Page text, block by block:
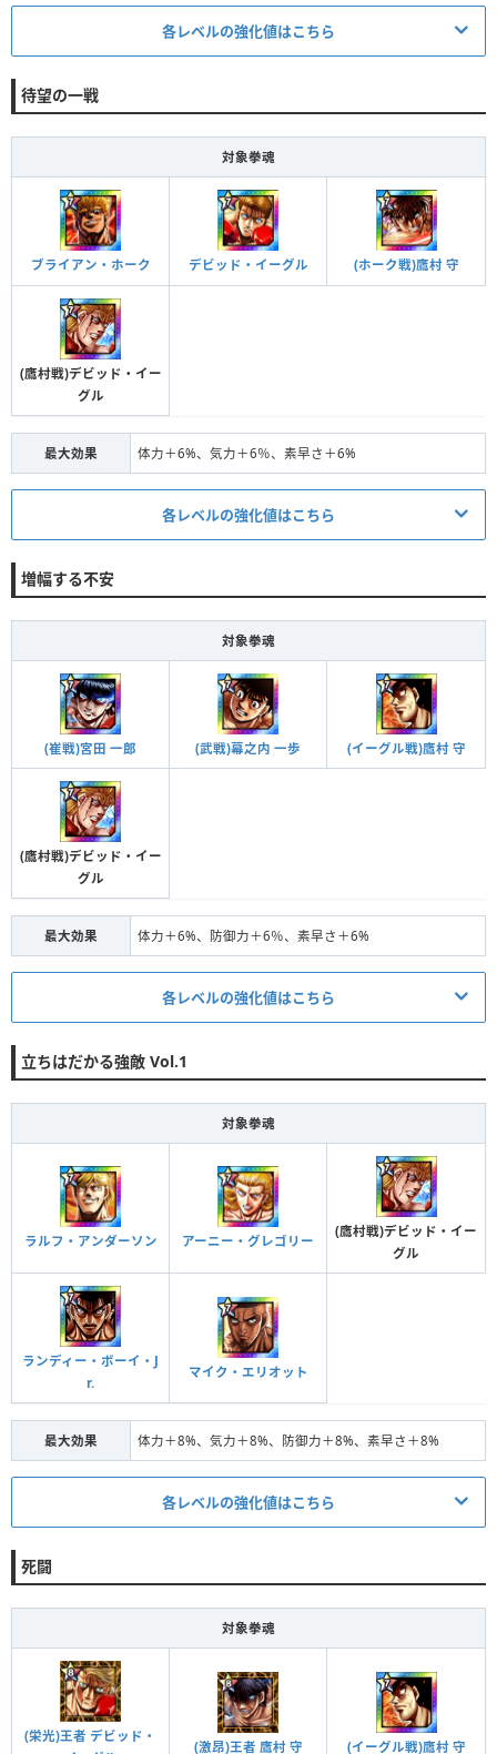
各レベルの強化値はこちら
条件 2体の拳魂の拳魂 進化＋5
全体/編成中の(鷹村戦)デビッド・イーグル
効果
攻撃力＋1%、防御力＋1%/戦闘時、「(鷹村戦)デビッ
ド・イーグル」の体力、防御力を10％上昇させる。
段階Ⅱ
条件 2体の拳魂の拳魂 進化＋10
対象
効果
段階Ⅲ
条件
効果
待望の一戦
対象拳魂
ブライアン・ホーク デビッド・イーグル (ホーク戦)鷹村 守
(鷹村戦)デビッド・イー
グル
最大効果 体力＋6%、気力＋6％、素早さ＋6%
各レベルの強化値はこちら
条件 4体の拳魂の拳魂 進化＋5
効果 体力＋1%、気力＋1％、素早さ＋1%
段階Ⅱ
条件 4体の拳魂の拳魂 進化＋10
対象
効果
条件
対象
効果 体力＋3%、気力＋3％、素早さ＋3%
条件 4体の拳魂の拳魂 進化＋20
全体
条件 4体の拳魂の拳魂 進化＋21
増幅する不安
対象拳魂
(崔戦)宮田 一郎 (武戦)幕之内 一歩 (イーグル戦)鷹村 守
(鷹村戦)デビッド・イー
グル
最大効果 体力＋6%、防御力＋6％、素早さ＋6%
各レベルの強化値はこちら
条件 4体の拳魂の拳魂 進化＋5
効果 体力＋1%、防御力＋1％、素早さ＋1%
段階Ⅱ
条件 4体の拳魂の拳魂 進化＋10
対象 全体
効果
段階Ⅲ
条件 4体の拳魂の拳魂 進化＋15
対象 全体
効果 体力＋3%、防御力＋3％、素早さ＋3%
段階Ⅳ
4体の拳魂の拳魂 進化＋20
対象 全体
立ちはだかる強敵 Vol.1
対象拳魂
ラルフ・アンダーソン アーニー・グレゴリー
(鷹村戦)デビッド・イー
グル
ランディー・ボーイ・J
r.
マイク・エリオット
最大効果 体力＋8%、気力＋8%、防御力＋8%、素早さ＋8%
各レベルの強化値はこちら
条件 5体の拳魂の拳魂 進化＋1
効果
条件 5体の拳魂の拳魂 進化＋3
死闘
対象拳魂
(栄光)王者 デビッド・
(激昂)王者 鷹村 守 (イーグル戦)鷹村 守